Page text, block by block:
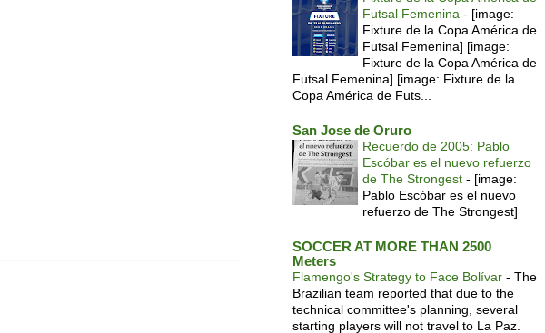
Futsal Femenina - [image:
Fixture de la Copa América de
Futsal Femenina] [image:
Fixture de la Copa América de
Futsal Femenina] [image: Fixture de la
Copa América de Futs...
San Jose de Oruro
Recuerdo de 2005: Pablo
Escóbar es el nuevo refuerzo
de The Strongest - [image:
Pablo Escóbar es el nuevo
refuerzo de The Strongest]
SOCCER AT MORE THAN 2500
Meters
Flamengo's Strategy to Face Bolívar - The
Brazilian team reported that due to the
technical committee's planning, several
starting players will not travel to La Paz.